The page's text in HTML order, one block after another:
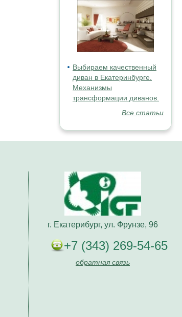
Выбираем качественный
диван в Екатеринбурге.
Механизмы
трансформации диванов.
Все статьи
г. Екатерибург, ул. Фрунзе, 96
+7 (343) 269-54-65
обратная связь